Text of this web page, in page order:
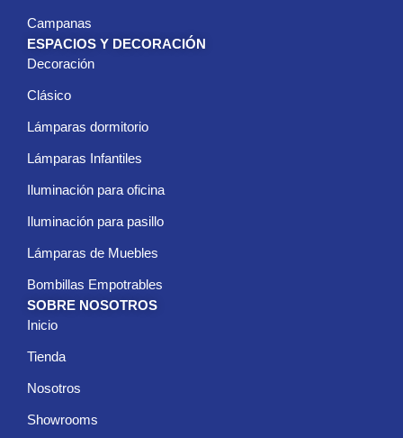
Campanas
ESPACIOS Y DECORACIÓN
Decoración
Clásico
Lámparas dormitorio
Lámparas Infantiles
Iluminación para oficina
Iluminación para pasillo
Lámparas de Muebles
Bombillas Empotrables
SOBRE NOSOTROS
Inicio
Tienda
Nosotros
Showrooms